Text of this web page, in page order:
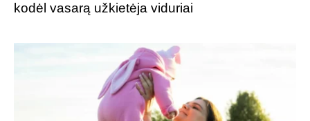
kodėl vasarą užkietėja viduriai